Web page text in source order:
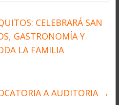
CELEBRARÁ SAN
GASTRONOMÍA Y
LA FAMILIA
A AUDITORIA →